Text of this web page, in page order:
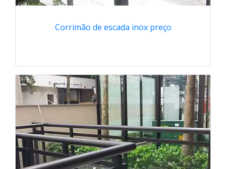
Corrimão de escada inox preço